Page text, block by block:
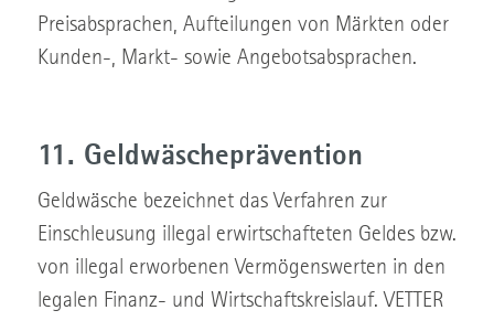
Preisabsprachen, Aufteilungen von Märkten oder
Kunden-, Markt- sowie Angebotsabsprachen.
11. Geldwäscheprävention
Geldwäsche bezeichnet das Verfahren zur
Einschleusung illegal erwirtschafteten Geldes bzw.
von illegal erworbenen Vermögenswerten in den
legalen Finanz- und Wirtschaftskreislauf. VETTER